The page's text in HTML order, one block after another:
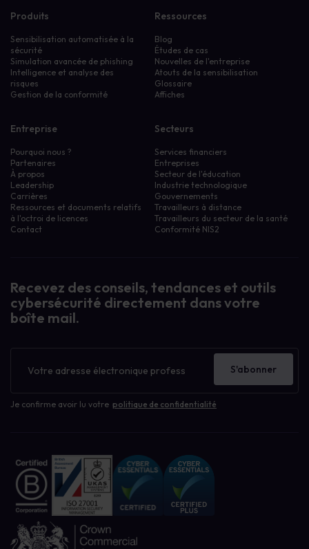
Produits
Sensibilisation automatisée à la
sécurité
Simulation avancée de phishing
Intelligence et analyse des
risques
Gestion de la conformité
Ressources
Blog
Études de cas
Nouvelles de l'entreprise
Atouts de la sensibilisation
Glossaire
Affiches
Entreprise
Pourquoi nous ?
Partenaires
À propos
Leadership
Carrières
Ressources et documents relatifs
à l'octroi de licences
Contact
Secteurs
Services financiers
Entreprises
Secteur de l'éducation
Industrie technologique
Gouvernements
Travailleurs à distance
Travailleurs du secteur de la santé
Conformité NIS2
Recevez des conseils, tendances et outils
cybersécurité directement dans votre
boîte mail.
d'information
Je confirme avoir lu votre politique de confidentialité
S'abonner